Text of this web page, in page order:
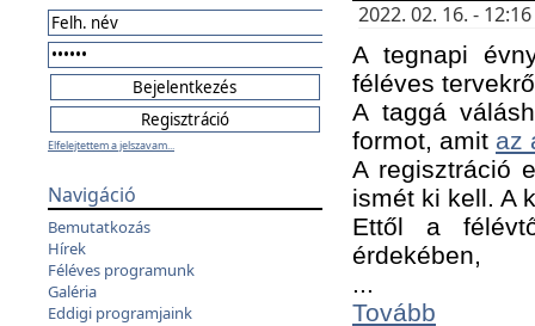
Elfelejtettem a jelszavam...
Navigáció
Bemutatkozás
Hírek
Féléves programunk
Galéria
Eddigi programjaink
2022. 02. 16. -
A tegnapi
féléves
A taggá
formot, amit az
A regisztráció
ismét ki kell. A
Ettől a
érdekében,
...
Tovább